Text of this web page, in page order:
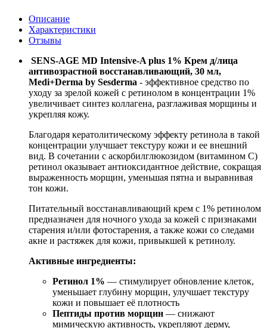
Описание
Характеристики
Отзывы
SENS-AGE MD Intensive-A plus 1% Крем д/лица
антивозрастной восстанавливающий, 30 мл,
Medi+Derma by Sesderma - эффективное средство по
уходу за зрелой кожей с ретинолом в концентрации 1%
увеличивает синтез коллагена, разглаживая морщины и
укрепляя кожу.
Благодаря кератолитическому эффекту ретинола в такой
концентрации улучшает текстуру кожи и ее внешний
вид. В сочетании с аскорбилглюкозидом (витамином С)
ретинол оказывает антиоксидантное действие, сокращая
выраженность морщин, уменьшая пятна и выравнивая
тон кожи.
Питательный восстанавливающий крем с 1% ретинолом
предназначен для ночного ухода за кожей с признаками
старения и/или фотостарения, а также кожи со следами
акне и растяжек для кожи, привыкшей к ретинолу.
Активные ингредиенты:
Ретинол 1% — стимулирует обновление клеток,
уменьшает глубину морщин, улучшает текстуру
кожи и повышает её плотность
Пептиды против морщин — снижают
мимическую активность, укрепляют дерму,